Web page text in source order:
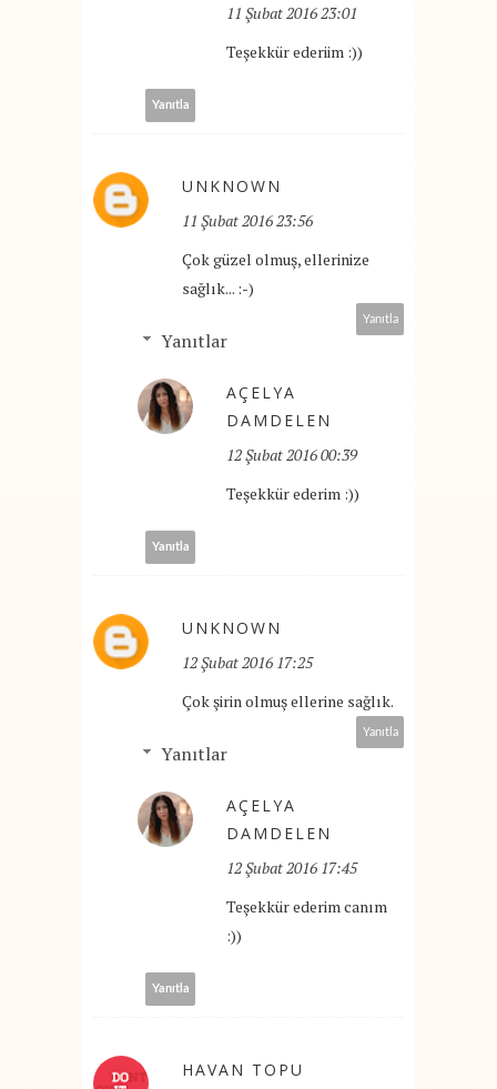
11 Şubat 2016 23:01
Teşekkür ederiim :))
Yanıtla
UNKNOWN
11 Şubat 2016 23:56
Çok güzel olmuş, ellerinize
sağlık... :-)
Yanıtla
Yanıtlar
AÇELYA
DAMDELEN
12 Şubat 2016 00:39
Teşekkür ederim :))
Yanıtla
UNKNOWN
12 Şubat 2016 17:25
Çok şirin olmuş ellerine sağlık.
Yanıtla
Yanıtlar
AÇELYA
DAMDELEN
12 Şubat 2016 17:45
Teşekkür ederim canım
:))
Yanıtla
HAVAN TOPU